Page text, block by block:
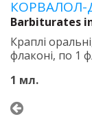
Barbiturates
Краплі
флаконі, по 1
1 мл.